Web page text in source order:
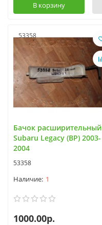
В корзину
53358
Бачок расширительный
Subaru Legacy (BP) 2003-
2004
53358
1
1000.00р.